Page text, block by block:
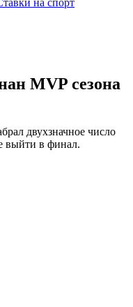
MVP сезона
двухзначное число
выйти в финал.